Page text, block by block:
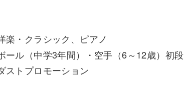
・クラシック、ピアノ
ル（中学3年間）・空手（6～12歳）初段
ストプロモーション